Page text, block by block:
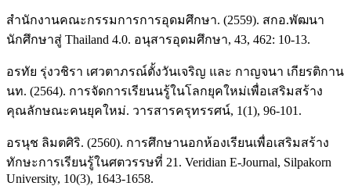
สำนักงานคณะกรรมการการอุดมศึกษา. (2559). สกอ.พัฒนา
นักศึกษาสู่ Thailand 4.0. อนุสารอุดมศึกษา, 43, 462: 10-13.
อรทัย รุ่งวชิรา เศวตาภรณ์ตั้งวันเจริญ และ กาญจนา เกียรติกาน
นท. (2564). การจัดการเรียนนรู้ในโลกยุคใหม่เพื่อเสริมสร้าง
คุณลักษณะคนยุคใหม่. วารสารครุทรรศน์, 1(1), 96-101.
อรนุช ลิมตศิริ. (2560). การศึกษานอกห้องเรียนเพื่อเสริมสร้าง
ทักษะการเรียนรู้ในศตวรรษที่ 21. Veridian E-Journal, Silpakorn
University, 10(3), 1643-1658.